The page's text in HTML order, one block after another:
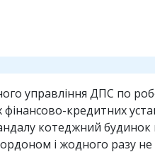
управління ДПС по
фінансово-кредитних
котеджний
і жодного разу не